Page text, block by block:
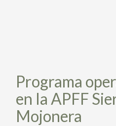
Programa
en la APFF
Mojonera